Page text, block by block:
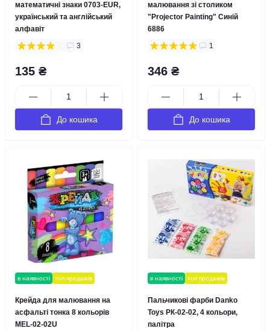
математичні знаки 0703-EUR,
український та англійський
алфавіт
3
135 ₴
До кошика
малювання зі столиком
"Projector Painting" Синій
6886
1
346 ₴
До кошика
в наявності топ продажів
Крейда для малювання на
асфальті тонка 8 кольорів
MEL-02-02U
в наявності топ продажів
Пальчикові фарби Danko
Toys РК-02-02, 4 кольори,
палітра